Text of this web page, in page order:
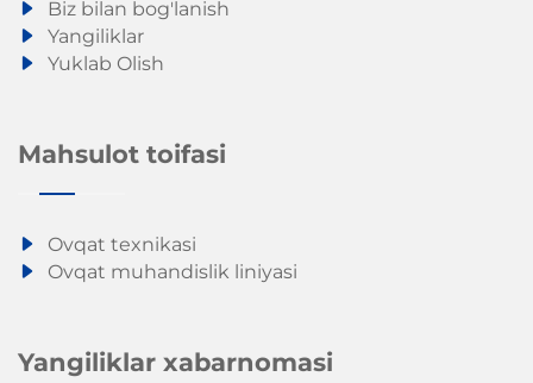
Biz bilan bog'lanish
Yangiliklar
Yuklab Olish
Mahsulot toifasi
Ovqat texnikasi
Ovqat muhandislik liniyasi
Yangiliklar xabarnomasi